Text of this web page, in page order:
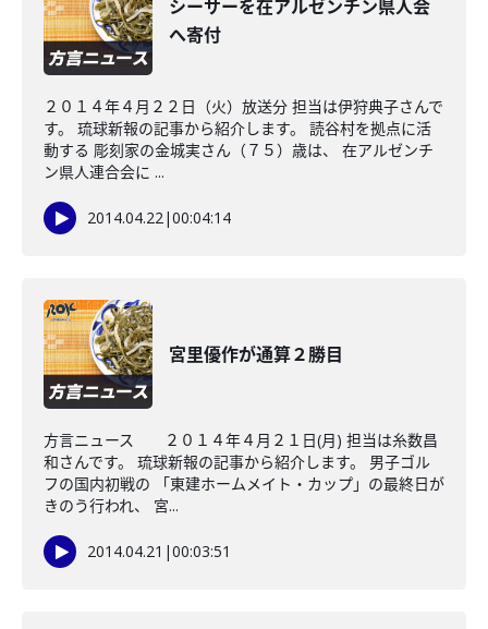
シーサーを在アルゼンチン県人会
へ寄付
２０１４年４月２２日（火）放送分 担当は伊狩典子さんで
す。 琉球新報の記事から紹介します。 読谷村を拠点に活
動する 彫刻家の金城実さん（７５）歳は、 在アルゼンチ
ン県人連合会に ...
2014.04.22|00:04:14
宮里優作が通算２勝目
方言ニュース ２０１４年４月２１日(月) 担当は糸数昌
和さんです。 琉球新報の記事から紹介します。 男子ゴル
フの国内初戦の 「東建ホームメイト・カップ」の最終日が
きのう行われ、 宮...
2014.04.21 |00:03:51